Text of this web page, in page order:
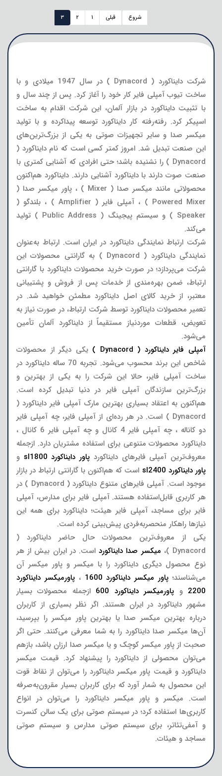
شروع قبلی 1
2
3
شرکت دایناکورد ( Dynacord ) در سال 1947 میلادی و با
ساخت تیوب آمپلی فایر کار خود را آغاز کرد. پس از چند سال و
با تثبیت دایناکورد در بازار آلمان، این شرکت اقدام به ساخت
اسپیکر کرد. رفته‌رفته کار دایناکورد توسعه پیداکرده و با تولید
میکسر صدا و سایر تجهیزات صوتی به یکی از بزرگ‌ترین‌های
این صنعت تبدیل شد. امروز کمتر کسی است که نام دایناکورد (
Dynacord ) را نشنیده باشد؛ حتی افرادی که آشنایی کمتری با
صنعت صوت دارند با دایناکورد آشنایی دارند. دایناکورد هم‌اکنون
محصولاتی مانند میکسر صدا ( Mixer ) ، پاور میکسر صدا (
Powered Mixer ) ، آمپلی فایر ( Amplifier ) ، بلندگو (
Speaker ) و سیستم پیجینگ ( Public Address ) تولید
می‌کند.
شرکت ارتباط نمایندگی دایناکورد در ایران است. ارتباط به‌عنوان
نمایندگی دایناکورد ( Dynacord ) به گارانتی محصولات این
شرکت می‌پردازد؛ در صورت خرید محصولات دایناکورد با گارانتی
ارتباط، ضمن بهره‌مندی از خدمات پس از فروش و پشتیبانی
معتبر، از خرید کالای اصل دایناکورد مطمئن خواهید شد. در
تعمیر محصولات دایناکورد توسط شرکت ارتباط، در صورت نیاز به
تعویض، قطعات موردنیاز مستقیماً از دایناکورد آلمان تأمین
می‌شود.
آمپلی فایر دایناکورد ( Dynacord )
یکی دیگر از محصولات
شاخص این برند محسوب می‌شود. تجربه 70 ساله دایناکورد در
ساخت آمپلی فایر، حالا این شرکت را به یکی از بهترین و
بزرگ‌ترین سازندگان آمپلی فایر در دنیا تبدیل کرده است.
هم‌اکنون به اعتقاد بسیاری بهترین مارک آمپلی فایر دایناکورد (
Dynacord ) است. در هر رده‌ای از آمپلی فایر، چه آمپلی فایر
دو کاناله ، چه آمپلی فایر 4 کانال و چه آمپلی فایر 6 کانال ،
دایناکورد محصولات متنوعی برای استفاده مشتریان دارد. ازجمله
معروف‌ترین آمپلی فایرهای دایناکورد پاور دایناکورد sl1800
و
پاور دایناکورد sl2400
است که هم‌اکنون با گارانتی ارتباط در بازار
موجود است. آمپلی فایرهای متنوع دایناکورد ( Dynacord ) در
هر کاربری قابل‌استفاده هستند. آمپلی فایر برای مدارس، آمپلی
فایر برای مساجد، آمپلی فایر هیئت؛ دایناکورد برای همه این
نیازها راهکار منحصربه‌فردی پیش‌بینی کرده است.
یکی از معروف‌ترین محصولات حال حاضر دایناکورد (
Dynacord )،
میکسر صدا دایناکورداست. در ایران بیش از هر
نوع محصول دیگری دایناکورد را با میکسر و پاور میکسر آن
می‌شناسند؛ پاور میکسر دایناکورد 1600 ،پاورمیکسر دایناکورد
2200 و پاورمیکسر دایناکورد 600
ازجمله محصولات بسیار
مشهور دایناکورد در ایران هستند. اگر نظر بسیاری از کاربران
درباره بهترین میکسر صدا یا بهترین پاور میکسر را بپرسید،
آن‌ها میکسر صدا دایناکورد را به شما معرفی می‌کنند. حتی اگر
صحبت از پاور میکسر کوچک و یا میکسر صدا ارزان باشد، بازهم
می‌توان محصولی از دایناکورد را پیشنهاد کرد. قیمت میکسر
دایناکورد و قیمت پاور میکسر دایناکورد را می‌توان از نقاط قوت
این محصول به شمار آورد که برای کاربران بسیار مقرون‌به‌صرفه
است. میکسر و پاور میکسر دایناکورد را می‌توان در انواع
کاربری‌ها استفاده کرد؛ در سیستم صوتی برای یک سالن کنسرت
و آمفی‌تئاتر، برای سیستم صوتی مدارس و سیستم صوتی
مساجد و هیئات.